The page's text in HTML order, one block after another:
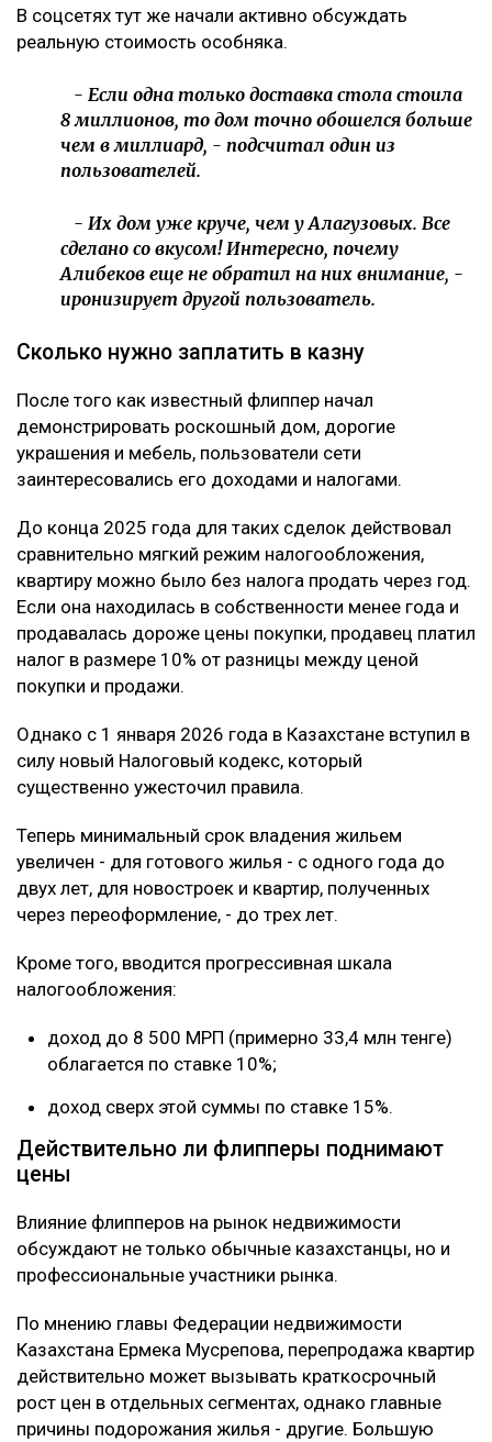
В соцсетях тут же начали активно обсуждать
реальную стоимость особняка.
- Если одна только доставка стола стоила
8 миллионов, то дом точно обошелся больше
чем в миллиард, - подсчитал один из
пользователей.
- Их дом уже круче, чем у Алагузовых. Все
сделано со вкусом! Интересно, почему
Алибеков еще не обратил на них внимание, -
иронизирует другой пользователь.
Сколько нужно заплатить в казну
После того как известный флиппер начал
демонстрировать роскошный дом, дорогие
украшения и мебель, пользователи сети
заинтересовались его доходами и налогами.
До конца 2025 года для таких сделок действовал
сравнительно мягкий режим налогообложения,
квартиру можно было без налога продать через год.
Если она находилась в собственности менее года и
продавалась дороже цены покупки, продавец платил
налог в размере 10% от разницы между ценой
покупки и продажи.
Однако с 1 января 2026 года в Казахстане вступил в
силу новый Налоговый кодекс, который
существенно ужесточил правила.
Теперь минимальный срок владения жильем
увеличен - для готового жилья - с одного года до
двух лет, для новостроек и квартир, полученных
через переоформление, - до трех лет.
Кроме того, вводится прогрессивная шкала
налогообложения:
доход до 8 500 МРП (примерно 33,4 млн тенге)
облагается по ставке 10%;
доход сверх этой суммы по ставке 15%.
Действительно ли флипперы поднимают
цены
Влияние флипперов на рынок недвижимости
обсуждают не только обычные казахстанцы, но и
профессиональные участники рынка.
По мнению главы Федерации недвижимости
Казахстана Ермека Мусрепова, перепродажа квартир
действительно может вызывать краткосрочный
рост цен в отдельных сегментах, однако главные
причины подорожания жилья - другие. Большую